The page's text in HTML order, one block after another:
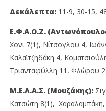
Δεκάλεπτα: 11-9, 30-15,
Ε.Φ.Α.Ο.Ζ.
Χονι 7(1), Νίτσογλου 4,
Καλαϊτζηδάκη 4,
Τριανταφύλλη 11, Φλώρου
Μ.Ε.Λ.Α.Σ. (Μουζάκης):
Κατσώτη 8(1),